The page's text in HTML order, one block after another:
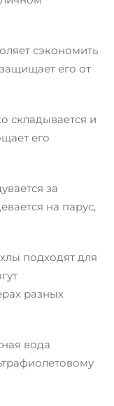
сэкономить
его от
складывается и
его
за
на парус,
подходят для
разных
вода